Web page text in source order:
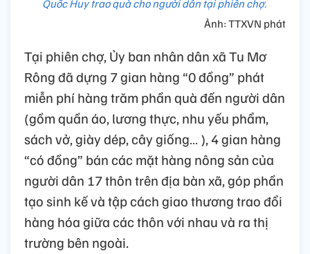
Quốc Huy trao quà cho người dân tại phiên chợ.
Ảnh: TTXVN phát
Tại phiên chợ, Ủy ban nhân dân xã Tu Mơ
Rông đã dựng 7 gian hàng “0 đồng” phát
miễn phí hàng trăm phần quà đến người dân
(gồm quần áo, lương thực, nhu yếu phẩm,
sách vở, giày dép, cây giống… ), 4 gian hàng
“có đồng” bán các mặt hàng nông sản của
người dân 17 thôn trên địa bàn xã, góp phần
tạo sinh kế và tập cách giao thương trao đổi
hàng hóa giữa các thôn với nhau và ra thị
trường bên ngoài.